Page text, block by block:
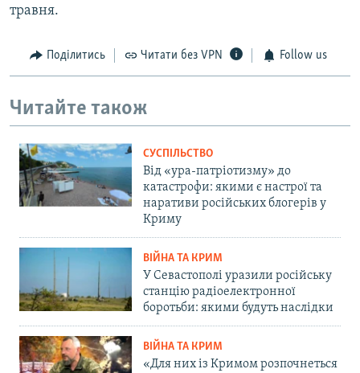
травня.
Поділитись Читати без VPN Follow us
Читайте також
СУСПІЛЬСТВО
Від «ура-патріотизму» до
катастрофи: якими є настрої та
наративи російських блогерів у
Криму
ВІЙНА ТА КРИМ
У Севастополі уразили російську
станцію радіоелектронної
боротьби: якими будуть наслідки
ВІЙНА ТА КРИМ
«Для них із Кримом розпочнеться